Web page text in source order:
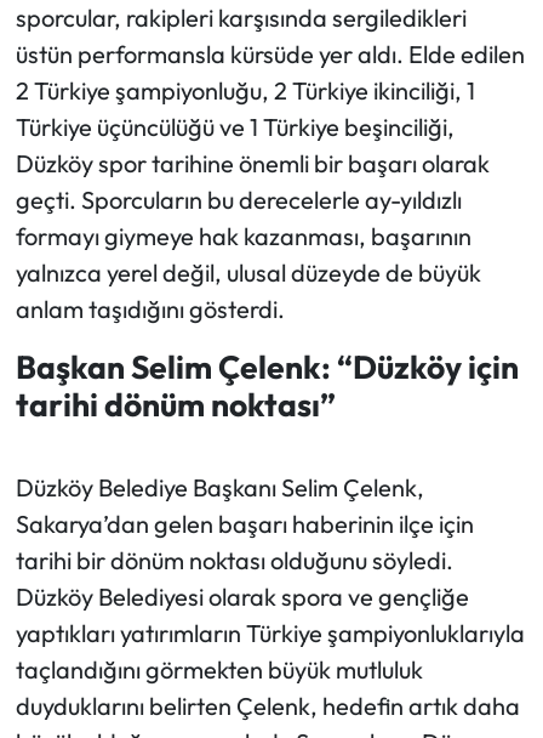
sporcular, rakipleri karşısında sergiledikleri
üstün performansla kürsüde yer aldı. Elde edilen
2 Türkiye şampiyonluğu, 2 Türkiye ikinciliği, 1
Türkiye üçüncülüğü ve 1 Türkiye beşinciliği,
Düzköy spor tarihine önemli bir başarı olarak
geçti. Sporcuların bu derecelerle ay-yıldızlı
formayı giymeye hak kazanması, başarının
yalnızca yerel değil, ulusal düzeyde de büyük
anlam taşıdığını gösterdi.
Başkan Selim Çelenk: “Düzköy için
tarihi dönüm noktası”
Düzköy Belediye Başkanı Selim Çelenk,
Sakarya’dan gelen başarı haberinin ilçe için
tarihi bir dönüm noktası olduğunu söyledi.
Düzköy Belediyesi olarak spora ve gençliğe
yaptıkları yatırımların Türkiye şampiyonluklarıyla
taçlandığını görmekten büyük mutluluk
duyduklarını belirten Çelenk, hedefin artık daha